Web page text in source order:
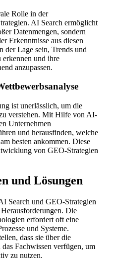
Rolle in der
AI Search ermöglicht
Datenmengen, sondern
Erkenntnisse aus diesen
der Lage sein, Trends und
und ihre
anzupassen.
ist unerlässlich, um die
verstehen. Mit Hilfe von AI-
Unternehmen
und herausfinden, welche
besten ankommen. Diese
von GEO-Strategien
und Lösungen
Search und GEO-Strategien
Die
erfordert oft eine
und Systeme.
dass sie über die
Fachwissen verfügen, um
zu nutzen.